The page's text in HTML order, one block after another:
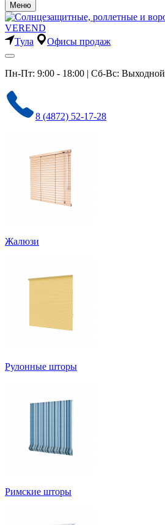
Меню
Тула Офисы продаж
Пн-Пт: 9:00 - 18:00 | Сб-Вс: Выходной
8 (4872) 52-17-28
Жалюзи
Рулонные шторы
Римские шторы